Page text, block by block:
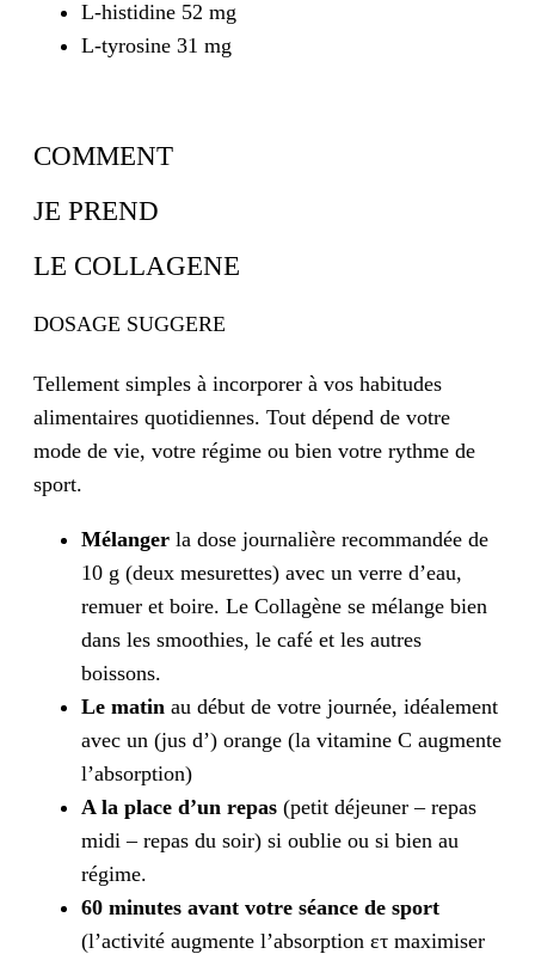
L-histidine 52 mg
L-tyrosine 31 mg
COMMENT
JE PREND
LE COLLAGENE
DOSAGE SUGGERE
Tellement simples à incorporer à vos habitudes
alimentaires quotidiennes. Tout dépend de votre
mode de vie, votre régime ou bien votre rythme de
sport.
Mélanger la dose journalière recommandée de
10 g (deux mesurettes) avec un verre d’eau,
remuer et boire. Le Collagène se mélange bien
dans les smoothies, le café et les autres
boissons.
Le matin au début de votre journée, idéalement
avec un (jus d’) orange (la vitamine C augmente
l’absorption)
A la place d’un repas (petit déjeuner – repas
midi – repas du soir) si oublie ou si bien au
régime.
60 minutes avant votre séance de sport
(l’activité augmente l’absorption ετ maximiser